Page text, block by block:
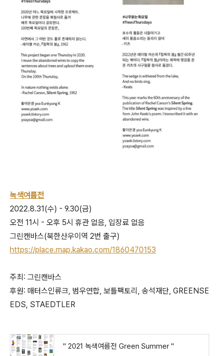
녹색여름전
2022.8.31(수) - 9.30(금)
오전 11시 - 오후 5시 휴관 없음, 입장료 없음
그린캔바스(북한산우이역 2번 출구)
https://place.map.kakao.com/1860470153
주최: 그린캔바스
후원: 매터스인류크, 범우연합, 보틀팩토리, 송석재단, GREENSE
EDS, STAEDTLER
" 2021 녹색여름전 Green Summer "